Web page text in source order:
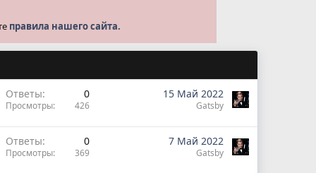
правила нашего сайта.
Ответы 0
Просмотры 426
15 Май 2022
Gatsby
Ответы 0
Просмотры 369
7 Май 2022
Gatsby